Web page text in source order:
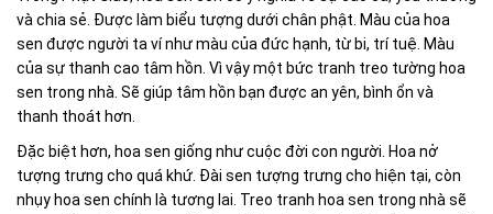
và chia sẻ. Được làm biểu tượng dưới chân phật. Màu của hoa
sen được người ta ví như màu của đức hạnh, từ bi, trí tuệ. Màu
của sự thanh cao tâm hồn. Vì vậy một bức tranh treo tường hoa
sen trong nhà. Sẽ giúp tâm hồn bạn được an yên, bình ổn và
thanh thoát hơn.
Đặc biệt hơn, hoa sen giống như cuộc đời con người. Hoa nở
tượng trưng cho quá khứ. Đài sen tượng trưng cho hiện tại, còn
nhụy hoa sen chính là tương lai. Treo tranh hoa sen trong nhà sẽ